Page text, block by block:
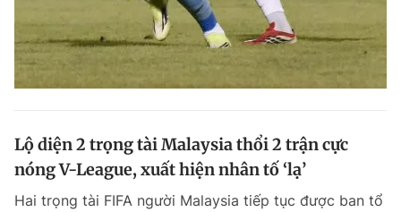
Lộ diện 2 trọng tài Malaysia thổi 2 trận cực
nóng V-League, xuất hiện nhân tố ‘lạ’
Hai trọng tài FIFA người Malaysia tiếp tục được ban tổ